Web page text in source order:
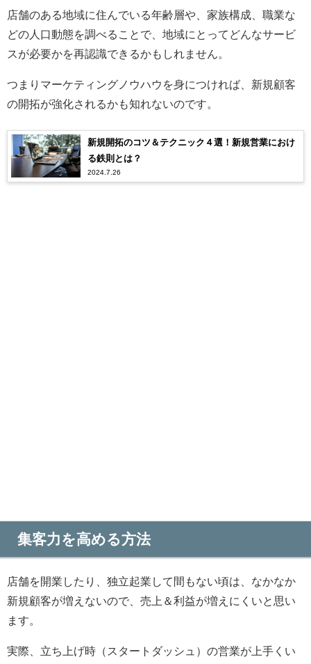
店舗のある地域に住んでいる年齢層や、家族構成、職業な
どの人口動態を調べることで、地域にとってどんなサービ
スが必要かを再認識できるかもしれません。
つまりマーケティングノウハウを身につければ、新規顧客
の開拓が強化されるかも知れないのです。
新規開拓のコツ＆テクニック４選！新規営業におけ
る鉄則とは？
2024.7.26
集客力を高める方法
店舗を開業したり、独立起業して間もない頃は、なかなか
新規顧客が増えないので、売上＆利益が増えにくいと思い
ます。
実際、立ち上げ時（スタートダッシュ）の営業が上手くい